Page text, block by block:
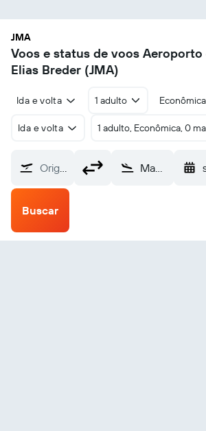
JMA
Voos e status de voos
Elias Breder (JMA)
Ida e volta 1 adulto Econômica
Ida e volta 1 adulto, Econômica, 0
Origem Manhuacu Elias Breder (JMA)
Buscar